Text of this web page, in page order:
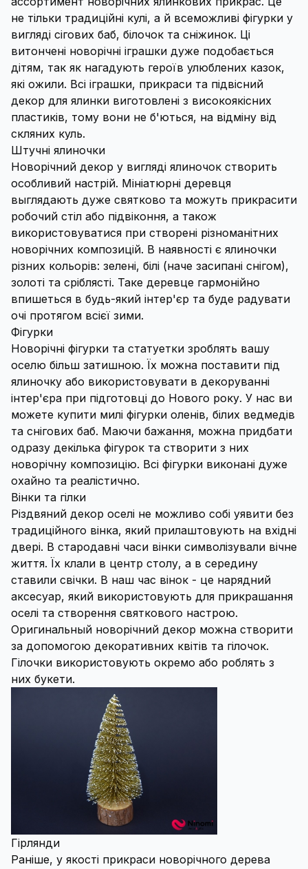
не тільки традиційні кулі, а й всеможливі фігурки у
вигляді сігових баб, білочок та сніжинок. Ці
витончені новорічні іграшки дуже подобається
дітям, так як нагадують героїв улюблених казок,
які ожили. Всі іграшки, прикраси та підвісний
декор для ялинки виготовлені з високоякісних
пластиків, тому вони не б'ються, на відміну від
скляних куль.
Штучні ялиночки
Новорічний декор у вигляді ялиночок створить
особливий настрій. Мініатюрні деревця
выглядають дуже святково та можуть прикрасити
робочий стіл або підвіконня, а також
використовуватися при створені різноманітних
новорічних композицій. В наявності є ялиночки
різних кольорів: зелені, білі (наче засипані снігом),
золоті та сріблясті. Таке деревце гармонійно
впишеться в будь-який інтер'єр та буде радувати
очі протягом всієї зими.
Фігурки
Новорічні фігурки та статуетки зроблять вашу
оселю більш затишною. Їх можна поставити під
ялиночку або використовувати в декоруванні
інтер'єра при підготовці до Нового року. У нас ви
можете купити милі фігурки оленів, білих ведмедів
та снігових баб. Маючи бажання, можна придбати
одразу декілька фігурок та створити з них
новорічну композицію. Всі фігурки виконані дуже
охайно та реалістично.
Вінки та гілки
Різдвяний декор оселі не можливо собі уявити без
традиційного вінка, який прилаштовують на вхідні
двері. В стародавні часи вінки символізували вічне
життя. Їх клали в центр столу, а в середину
ставили свічки. В наш час вінок - це нарядний
аксесуар, який використовують для прикрашання
оселі та створення святкового настрою.
Оригинальный новорічний декор можна створити
за допомогою декоративних квітів та гілочок.
Гілочки використовують окремо або роблять з
них букети.
Гірлянди
Раніше, у якості прикраси новорічного дерева